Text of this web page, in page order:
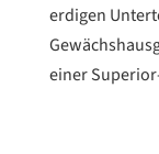
erdigen
einer